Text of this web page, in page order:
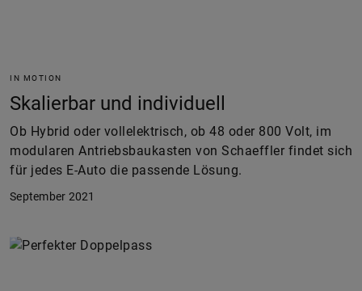
IN MOTION
Skalierbar und individuell
Ob Hybrid oder vollelektrisch, ob 48 oder 800 Volt, im
modularen Antriebsbaukasten von Schaeffler findet sich
für jedes E-Auto die passende Lösung.
September 2021